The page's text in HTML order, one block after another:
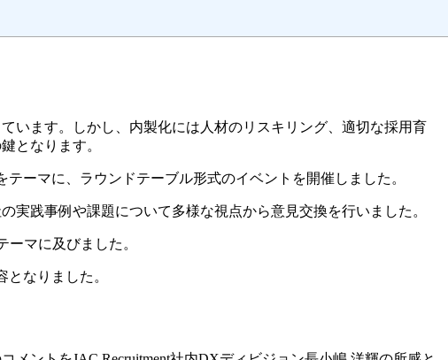
います。しかし、内製化には人材のリスキリング、適切な採用育
となります。
ーマに、ラウンドテーブル形式のイベントを開催しました。
実践事例や課題について多様な視点から意見交換を行いました。
マに及びました。
なりました。